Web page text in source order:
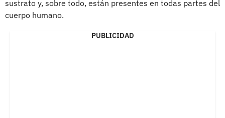
sustrato y, sobre todo, están presentes en todas partes del
cuerpo humano.
PUBLICIDAD